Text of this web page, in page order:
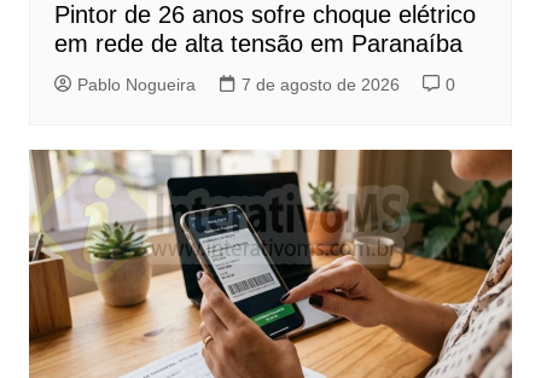
Pintor de 26 anos sofre choque elétrico
em rede de alta tensão em Paranaíba
Pablo Nogueira 7 de agosto de 2026 0